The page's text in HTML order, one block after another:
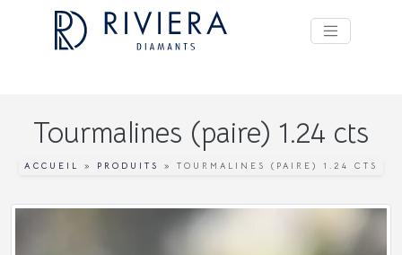
Tourmalines (paire) 1.24 cts
ACCUEIL » PRODUITS » TOURMALINES (PAIRE) 1.24 CTS